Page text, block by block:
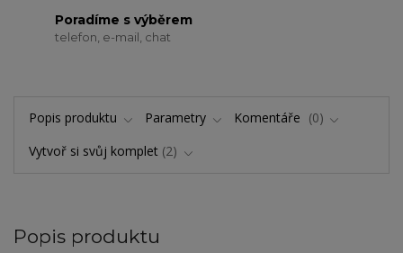
Poradíme s výběrem
telefon, e-mail, chat
Popis produktu Parametry Komentáře
0
Vytvoř si svůj komplet 2
Popis produktu